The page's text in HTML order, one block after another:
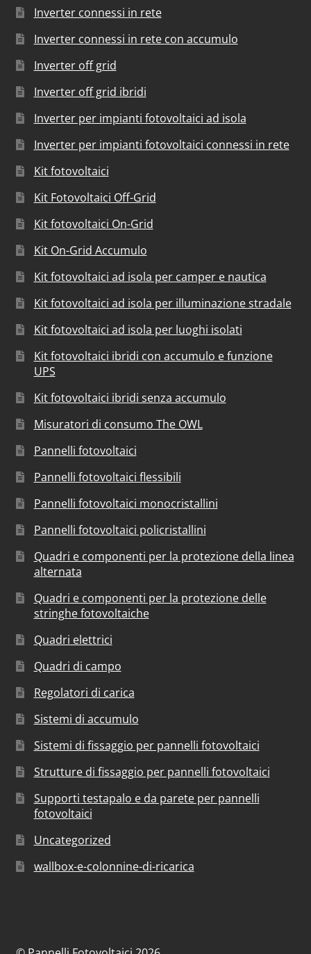
Inverter connessi in rete
Inverter connessi in rete con accumulo
Inverter off grid
Inverter off grid ibridi
Inverter per impianti fotovoltaici ad isola
Inverter per impianti fotovoltaici connessi in rete
Kit fotovoltaici
Kit Fotovoltaici Off-Grid
Kit fotovoltaici On-Grid
Kit On-Grid Accumulo
Kit fotovoltaici ad isola per camper e nautica
Kit fotovoltaici ad isola per illuminazione stradale
Kit fotovoltaici ad isola per luoghi isolati
Kit fotovoltaici ibridi con accumulo e funzione
UPS
Kit fotovoltaici ibridi senza accumulo
Misuratori di consumo The OWL
Pannelli fotovoltaici
Pannelli fotovoltaici flessibili
Pannelli fotovoltaici monocristallini
Pannelli fotovoltaici policristallini
Quadri e componenti per la protezione della linea
alternata
Quadri e componenti per la protezione delle
stringhe fotovoltaiche
Quadri elettrici
Quadri di campo
Regolatori di carica
Sistemi di accumulo
Sistemi di fissaggio per pannelli fotovoltaici
Strutture di fissaggio per pannelli fotovoltaici
Supporti testapalo e da parete per pannelli
fotovoltaici
Uncategorized
wallbox-e-colonnine-di-ricarica